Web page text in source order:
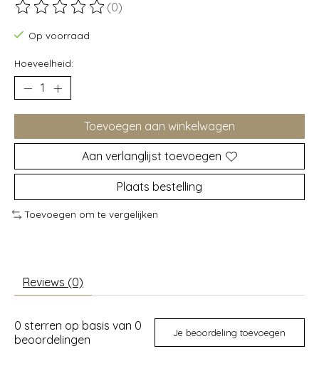
De beoordeling van dit product is
(0)
Op voorraad
Hoeveelheid:
Toevoegen aan winkelwagen
Aan verlanglijst toevoegen
Plaats bestelling
Toevoegen om te vergelijken
Reviews (0)
0 sterren op basis van 0
beoordelingen
Je beoordeling toevoegen